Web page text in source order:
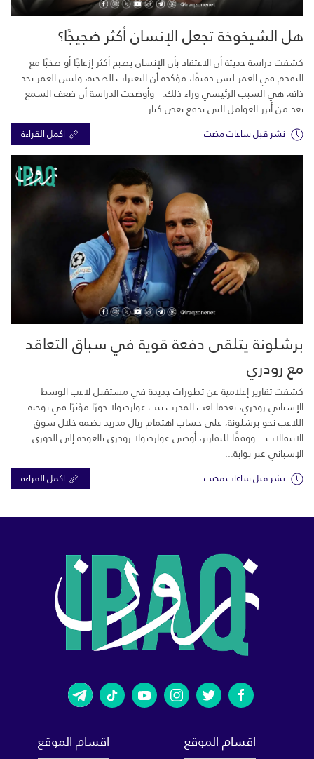
هل الشيخوخة تجعل الإنسان أكثر ضجيجًا؟
كشفت دراسة حديثة أن الاعتقاد بأن الإنسان يصبح أكثر إزعاجًا أو صخبًا مع
التقدم في العمر ليس دقيقًا، مؤكدة أن التغيرات الصحية، وليس العمر بحد
ذاته، هي السبب الرئيسي وراء ذلك. وأوضحت الدراسة أن ضعف السمع
يعد من أبرز العوامل التي تدفع بعض كبار...
نشر قبل ساعات مضت اكمل القراءة
برشلونة يتلقى دفعة قوية في سباق التعاقد
مع رودري
كشفت تقارير إعلامية عن تطورات جديدة في مستقبل لاعب الوسط
الإسباني رودري، بعدما لعب المدرب بيب غوارديولا دورًا مؤثرًا في توجيه
اللاعب نحو برشلونة، على حساب اهتمام ريال مدريد بضمه خلال سوق
الانتقالات. ووفقًا للتقارير، أوصى غوارديولا رودري بالعودة إلى الدوري
الإسباني عبر بوابة...
نشر قبل ساعات مضت اكمل القراءة
اقسام الموقع اقسام الموقع